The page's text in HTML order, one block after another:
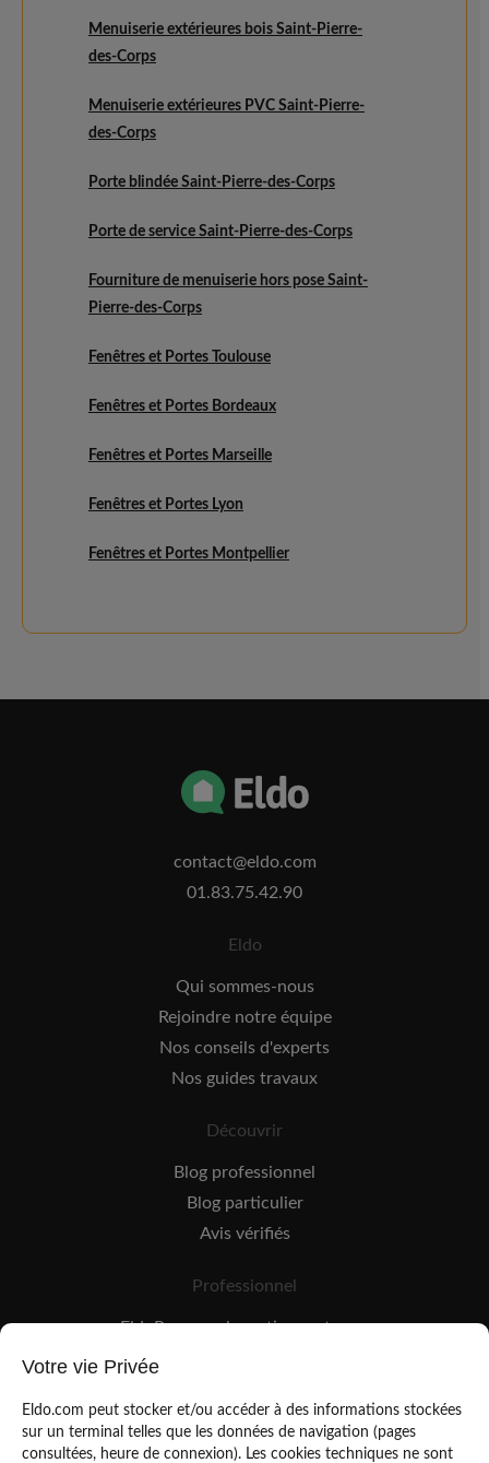
Menuiserie extérieures bois Saint-Pierre-
des-Corps
Menuiserie extérieures PVC Saint-Pierre-
des-Corps
Porte blindée Saint-Pierre-des-Corps
Porte de service Saint-Pierre-des-Corps
Fourniture de menuiserie hors pose Saint-
Pierre-des-Corps
Fenêtres et Portes Toulouse
Fenêtres et Portes Bordeaux
Fenêtres et Portes Marseille
Fenêtres et Portes Lyon
Fenêtres et Portes Montpellier
contact@eldo.com
01.83.75.42.90
Eldo
Qui sommes-nous
Rejoindre notre équipe
Nos conseils d'experts
Nos guides travaux
Découvrir
Blog professionnel
Blog particulier
Avis vérifiés
Professionnel
EldoPro pour les artisans et pros
EldoNetwork pour les réseaux, marques et industriels
Votre vie Privée
Eldo.com peut stocker et/ou accéder à des informations stockées
sur un terminal telles que les données de navigation (pages
consultées, heure de connexion). Les cookies techniques ne sont